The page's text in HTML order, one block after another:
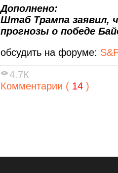
Дополнено:
Штаб Трампа заявил,
прогнозы о победе
обсудить на форуме:
4.7К
Комментарии ( 14 )